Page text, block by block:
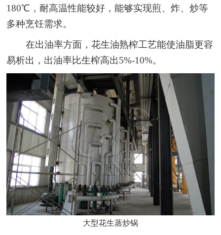
180℃，耐高温性能较好，能够实现煎、炸、炒等
多种烹饪需求。
在出油率方面，花生油熟榨工艺能使油脂更容
易析出，出油率比生榨高出5%-10%。
大型花生蒸炒锅